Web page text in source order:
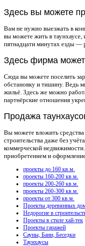
Здесь вы можете
Вам не нужно выезжать в
вы можете жить в таунхаусе,
пятнадцати минутах езды —
Здесь фирма может
Сюда вы можете поселить
обстановку и тишину. Ведь
жильё. Здесь же можно
партнёрские отношения
Продажа
Вы можете вложить
строительства даже без
коммерческой
приобретением и
проекты до 160 кв.м.
проекты 160-200 кв.м.
проекты 200-260 кв.м.
проекты 260-300 кв.м.
проекты от 300 кв.м.
Проекты деревянных
Недорогие в
Проекты в стиле хай-тек
Проекты гаражей
Сауны, Бани, Беседки
Таунхаусы